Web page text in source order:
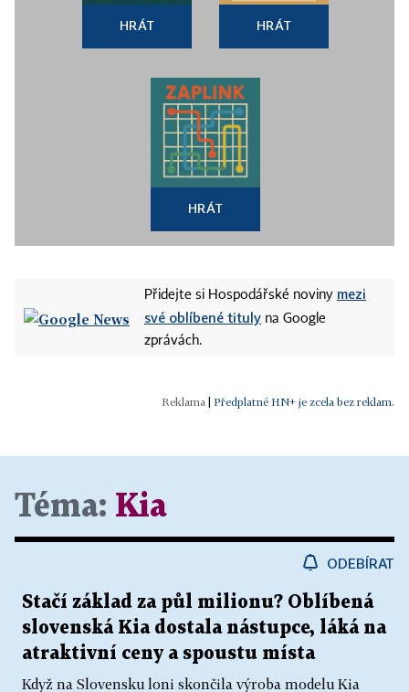
HRÁT HRÁT
HRÁT
Přidejte si Hospodářské noviny mezi
své oblíbené tituly na Google
zprávách.
Předplatné HN+ je zcela bez reklam.
Téma: Kia
ODEBÍRAT
Stačí základ za půl milionu? Oblíbená
slovenská Kia dostala nástupce, láká na
atraktivní ceny a spoustu místa
Když na Slovensku loni skončila výroba modelu Kia